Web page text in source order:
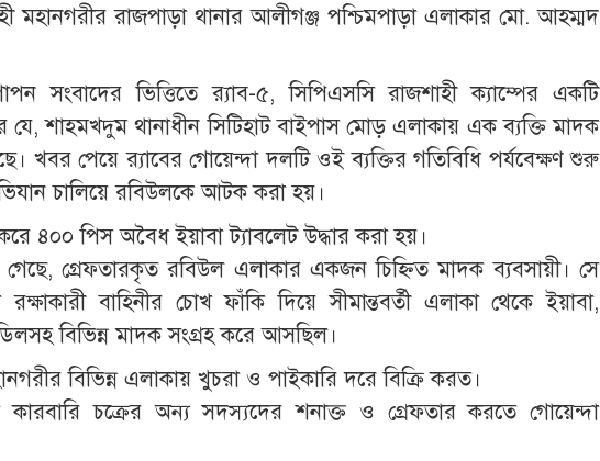
মহানগরীর রাজপাড়া থানার আলীগঞ্জ পশ্চিমপাড়া এলাকার মো. আহম্মদ
সংবাদের ভিত্তিতে র‍্যাব-৫, সিপিএসসি রাজশাহী ক্যাম্পের একটি
শাহমখদুম থানাধীন সিটিহাট বাইপাস মোড় এলাকায় এক ব্যক্তি মাদক
খবর পেয়ে র‍্যাবের গোয়েন্দা দলটি ওই ব্যক্তির গতিবিধি পর্যবেক্ষণ শুরু
চালিয়ে রবিউলকে আটক করা হয়।
৪০০ পিস অবৈধ ইয়াবা ট্যাবলেট উদ্ধার করা হয়।
গেছে, গ্রেফতারকৃত রবিউল এলাকার একজন চিহ্নিত মাদক ব্যবসায়ী। সে
বাহিনীর চোখ ফাঁকি দিয়ে সীমান্তবর্তী এলাকা থেকে ইয়াবা,
বিভিন্ন মাদক সংগ্রহ করে আসছিল।
বিভিন্ন এলাকায় খুচরা ও পাইকারি দরে বিক্রি করত।
চক্রের অন্য সদস্যদের শনাক্ত ও গ্রেফতার করতে গোয়েন্দা